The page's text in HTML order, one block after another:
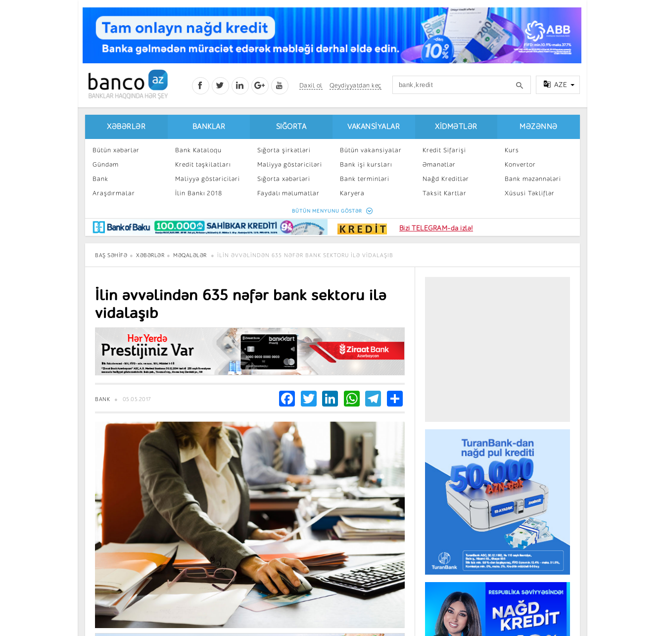
Daxil ol Qeydiyyatdan keç AZE
XƏBƏRLƏR
Bütün xəbərlər
Gündəm
Bank
Araşdırmalar
Maraqlı
BancoTV
Müsahibə
BANKLAR
Bank Kataloqu
Kredit təşkilatları
Maliyyə göstəriciləri
İlin Bankı 2018
SIĞORTA
Sığorta şirkətləri
Maliyyə göstəriciləri
Sığorta xəbərləri
Faydalı məlumatlar
Sığorta kalkulyatoru
VAKANSIYALAR
Bütün vakansiyalar
Bank işi kursları
Bank terminləri
Karyera
Peşakar inkişaf
XIDMƏTLƏR
Kredit Sifarişi
Əmanətlər
Nağd Kreditlər
Taksit Kartlar
Kart sifarişi
MƏZƏNNƏ
Kurs
Konvertor
Bank məzənnələri
Xüsusi Təkliflər
BÜTÜN MENYUNU GÖSTƏR
Bizi TELEGRAM-da izlə!
BAŞ SƏHIFƏ XƏBƏRLƏR MƏQALƏLƏR İLIN ƏVVƏLINDƏN 635 NƏFƏR BANK SEKTORU ILƏ VIDALAŞIB
İlin əvvəlindən 635 nəfər bank sektoru ilə
vidalaşıb
BANK 05.05.2017 Facebook
TwitterLinkedIn
WhatsApp
Telegram
Share